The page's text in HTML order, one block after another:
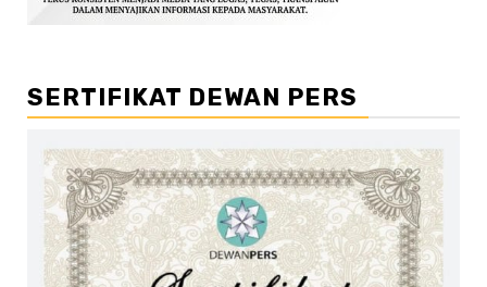
SERTIFIKAT DEWAN PERS